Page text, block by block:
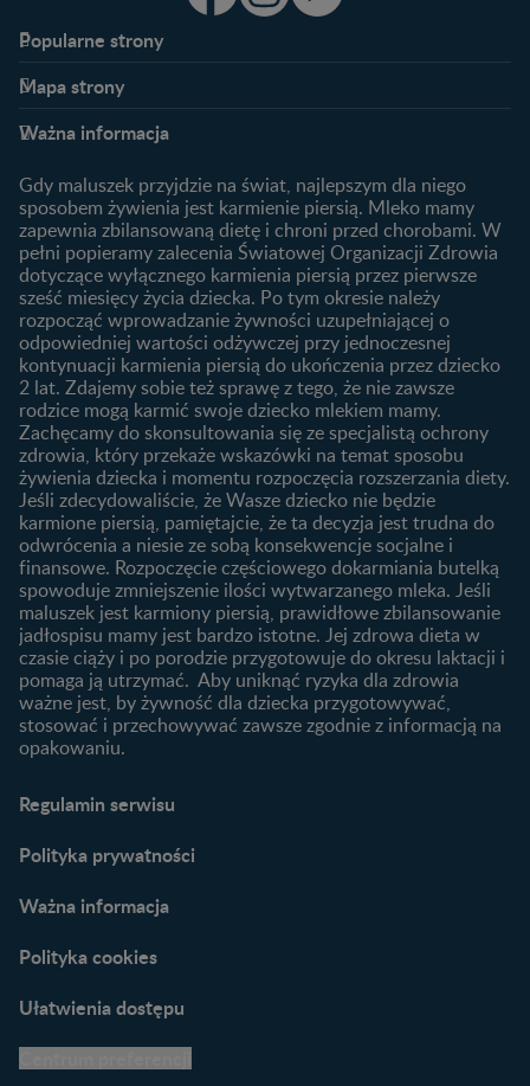
Popularne strony​
Kontakt
FAQ
Produkty
Wyszukiwarka produktów
Nasze marki
Mapa strony​
Plamienie implantacyjne –
Jak zaplanować płeć
dziecka?
Jak rozpoznać dni płodne?
Badania przed ciążą
Planowanie urlopu
macierzyńskiego
1. trymestr ciąży
2. trymestr ciąży
3. trymestr ciąży
Rozwój dziecka
Kalendarz rozwoju dziecka
Skoki rozwojowe
Ząbkowanie u niemowląt
Żywienie dziecka
10 sposobów jak poprawić
laktację
Jakie mleko następne
wybrać dla dziecka?
Jak rozszerzać dietę
niemowlaka?
Przydatne materiały dla
rodziców
Poradniki dla rodziców
Karty do zdjęć dla
Maluszka
Materiały do pobrania
Narzędzia dla rodziców
praktyczne wskazówki
Ważna informacja
Gdy maluszek przyjdzie na świat, najlepszym dla niego
sposobem żywienia jest karmienie piersią. Mleko mamy
zapewnia zbilansowaną dietę i chroni przed chorobami. W
pełni popieramy zalecenia Światowej Organizacji Zdrowia
dotyczące wyłącznego karmienia piersią przez pierwsze
sześć miesięcy życia dziecka. Po tym okresie należy
rozpocząć wprowadzanie żywności uzupełniającej o
odpowiedniej wartości odżywczej przy jednoczesnej
kontynuacji karmienia piersią do ukończenia przez dziecko
2 lat. Zdajemy sobie też sprawę z tego, że nie zawsze
rodzice mogą karmić swoje dziecko mlekiem mamy.
Zachęcamy do skonsultowania się ze specjalistą ochrony
zdrowia, który przekaże wskazówki na temat sposobu
żywienia dziecka i momentu rozpoczęcia rozszerzania diety.
Jeśli zdecydowaliście, że Wasze dziecko nie będzie
karmione piersią, pamiętajcie, że ta decyzja jest trudna do
odwrócenia a niesie ze sobą konsekwencje socjalne i
finansowe. Rozpoczęcie częściowego dokarmiania butelką
spowoduje zmniejszenie ilości wytwarzanego mleka. Jeśli
maluszek jest karmiony piersią, prawidłowe zbilansowanie
jadłospisu mamy jest bardzo istotne. Jej zdrowa dieta w
czasie ciąży i po porodzie przygotowuje do okresu laktacji i
pomaga ją utrzymać. Aby uniknąć ryzyka dla zdrowia
ważne jest, by żywność dla dziecka przygotowywać,
stosować i przechowywać zawsze zgodnie z informacją na
opakowaniu.
Regulamin serwisu
Polityka prywatności
Ważna informacja
Polityka cookies
Ułatwienia dostępu